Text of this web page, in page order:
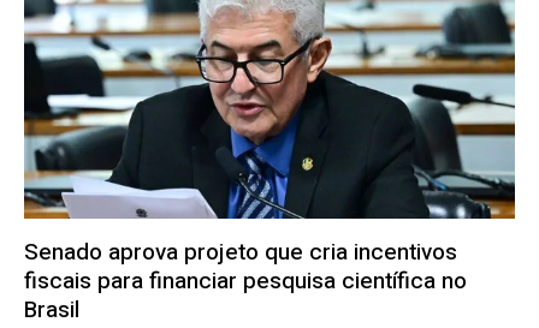
Senado aprova projeto que cria incentivos
fiscais para financiar pesquisa científica no
Brasil